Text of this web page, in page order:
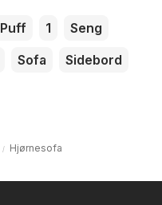
Puff 1
Seng
Sofa
Sidebord
Hjørnesofa